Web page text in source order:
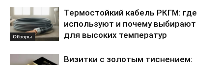
Обзоры
Термостойкий кабель РКГМ: где
используют и почему выбирают
для высоких температур
Визитки с золотым тиснением: